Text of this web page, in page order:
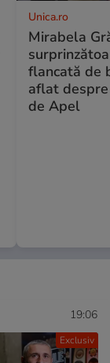
Unica.ro
Mirabela
flancată de
aflat
de Apel
Exclusiv
19:06